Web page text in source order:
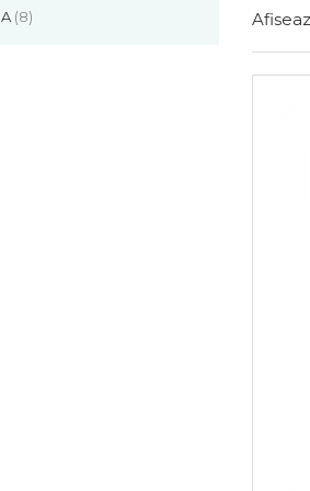
(8)